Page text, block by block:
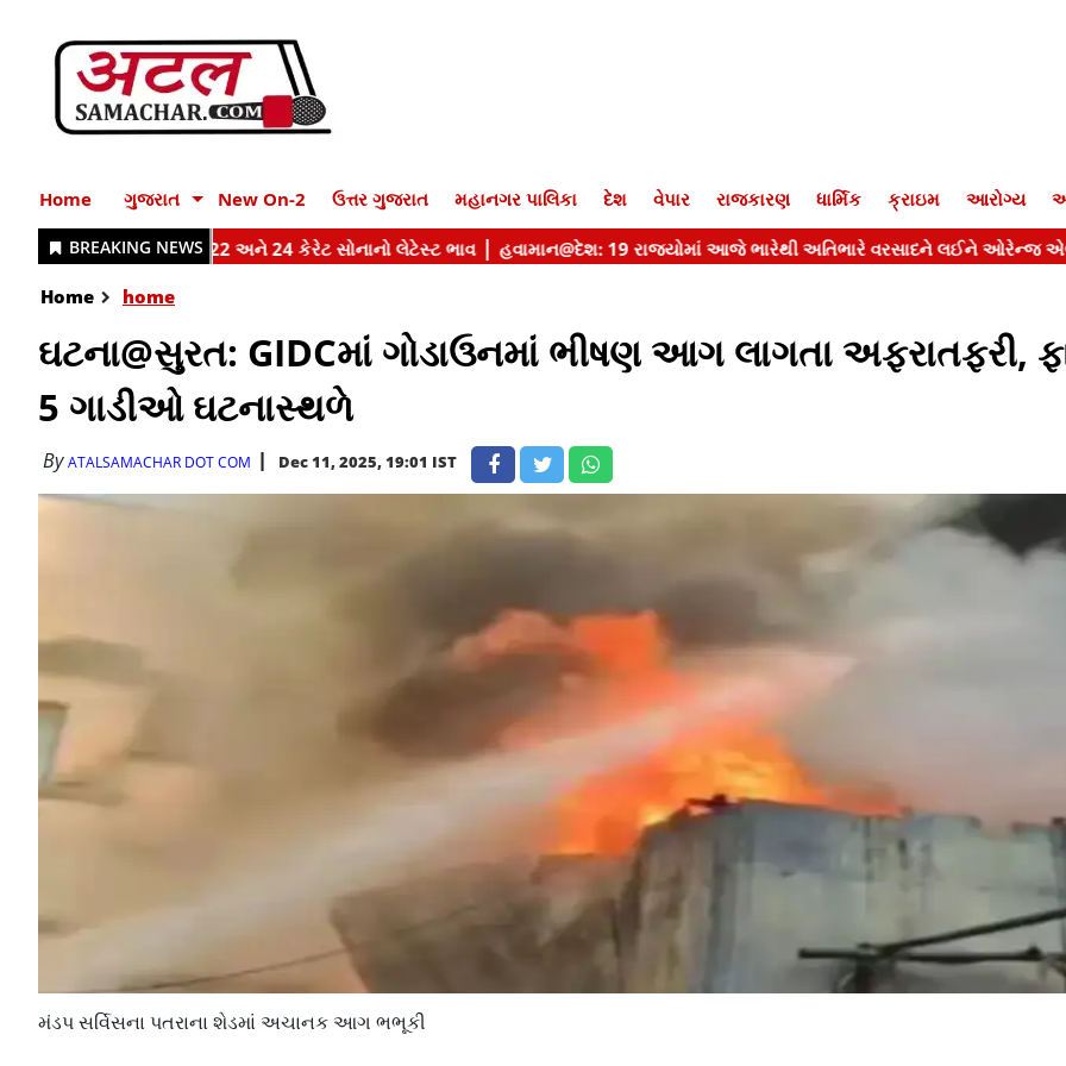
Home ગુજરાત New On-2 ઉત્તર ગુજરાત મહાનગર પાલિકા દેશ વેપાર રાજકારણ ધાર્મિક ક્રાઇમ આરોગ્ય
Home home
ઘટના@સુરત: GIDCમાં ગોડાઉનમાં ભીષણ આગ લાગતા અફરાતફરી,
5 ગાડીઓ ઘટનાસ્થળે
ByATALSAMACHAR DOT COM Dec 11, 2025, 19:01 IST
મંડપ સર્વિસના પતરાના શેડમાં અચાનક આગ ભભૂકી